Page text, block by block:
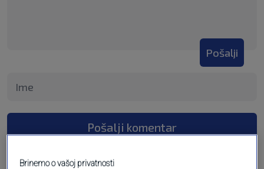
Pošalji
Pošalji komentar
Brinemo o vašoj privatnosti